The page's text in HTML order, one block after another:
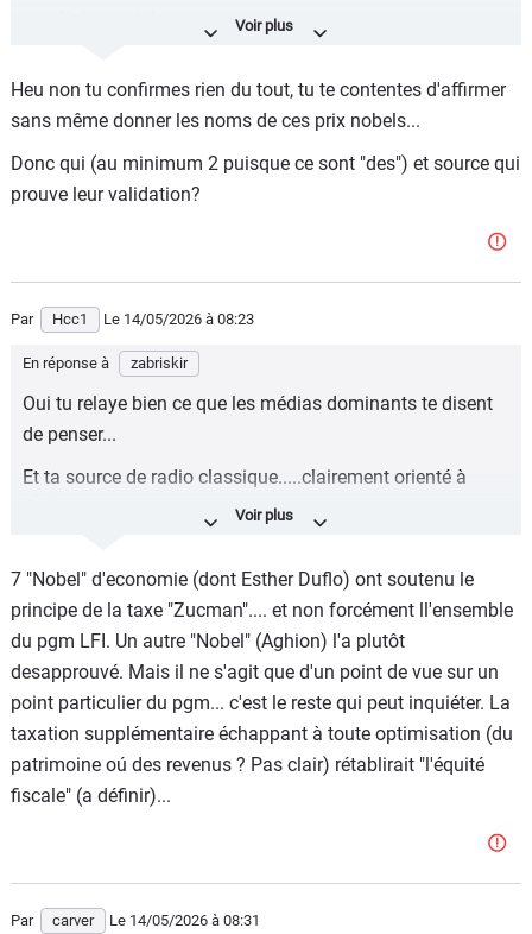
argumenter comme font tous tes copains, mais c est
factuel.
Heu non tu confirmes rien du tout, tu te contentes d'affirmer
sans même donner les noms de ces prix nobels...
Donc qui (au minimum 2 puisque ce sont "des") et source qui
prouve leur validation?
Par Hcc1 Le 14/05/2026 à 08:23
En réponse à zabriskir
Oui tu relaye bien ce que les médias dominants te disent
de penser...
Et ta source de radio classique.....clairement orienté à
programme validé par des prix Nobel de l économie ?
A moins que tu ai plus de connaissance qu un Nobel de l
économie ???
7 "Nobel" d'economie (dont Esther Duflo) ont soutenu le
principe de la taxe "Zucman".... et non forcément ll'ensemble
du pgm LFI. Un autre "Nobel" (Aghion) l'a plutôt
desapprouvé. Mais il ne s'agit que d'un point de vue sur un
point particulier du pgm... c'est le reste qui peut inquiéter. La
taxation supplémentaire échappant à toute optimisation (du
patrimoine oú des revenus ? Pas clair) rétablirait "l'équité
fiscale" (a définir)...
Par carver Le 14/05/2026 à 08:31